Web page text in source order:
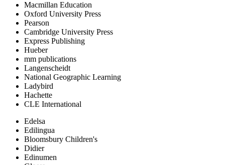
Macmillan Education
Oxford University Press
Pearson
Cambridge University Press
Express Publishing
Hueber
mm publications
Langenscheidt
National Geographic Learning
Ladybird
Hachette
CLE International
Edelsa
Edilingua
Bloomsbury Children's
Didier
Edinumen